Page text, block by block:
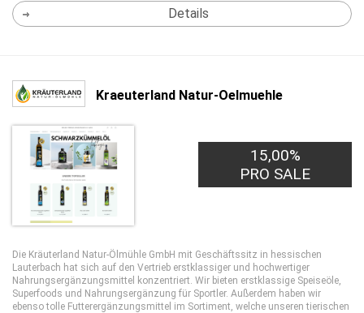
Details
Kraeuterland Natur-Oelmuehle
15,00%
PRO SALE
Die Kräuterland Natur-Ölmühle GmbH mit Geschäftssitz in hessischen
Lauterbach hat sich auf den Vertrieb erstklassiger und hochwertiger
Nahrungsergänzungsmittel konzentriert. Wir bieten erstklassige Speiseöle,
Superfoods und Nahrungsergänzung für Sportler. Außerdem haben wir
ebenso tolle Futterergänzungsmittel im Sortiment, welche unseren tierischen